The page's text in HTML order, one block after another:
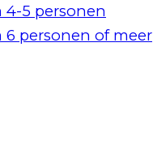
5 personen
personen of meer